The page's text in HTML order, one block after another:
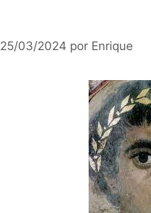
25/03/2024 por Enrique